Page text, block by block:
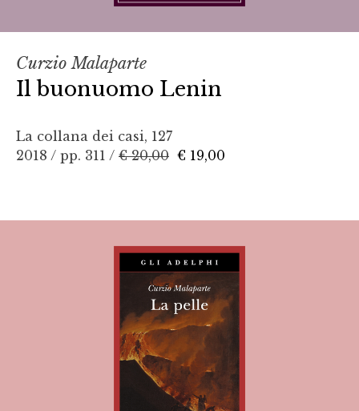
Curzio Malaparte
Il buonuomo Lenin
La collana dei casi, 127
2018 / pp. 311 / € 20,00 € 19,00